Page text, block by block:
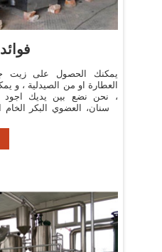
يمكنك الحصول على زيت
العطارة او من الصيدلية ، و
، نحن نضع بين يديك اجود
للاسنان، العضوي البكر